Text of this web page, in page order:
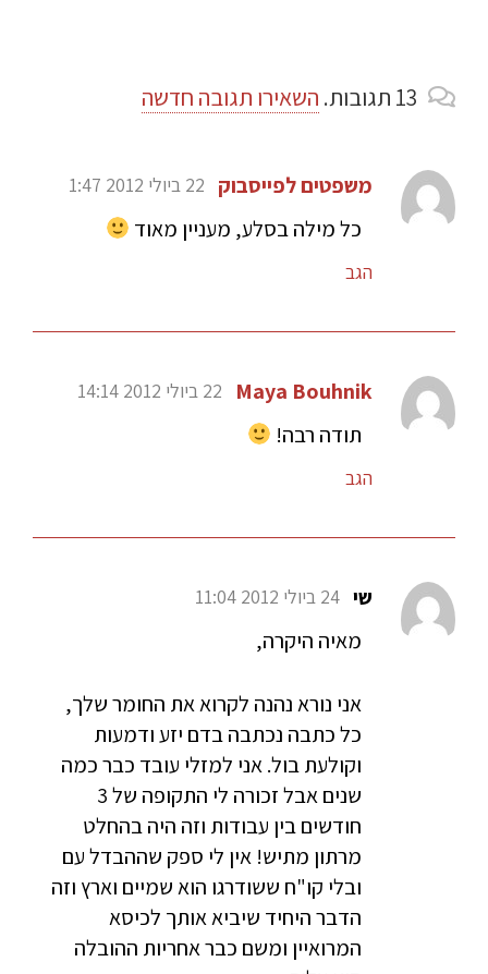
13 תגובות. השאירו תגובה חדשה
משפטים לפייסבוק 22 ביולי 2012 1:47
כל מילה בסלע, מעניין מאוד
הגב
Maya Bouhnik 22 ביולי 2012 14:14
תודה רבה!
הגב
שי 24 ביולי 2012 11:04
מאיה היקרה,
אני נורא נהנה לקרוא את החומר שלך,
כל כתבה נכתבה בדם יזע ודמעות
וקולעת בול. אני למזלי עובד כבר כמה
שנים אבל זכורה לי התקופה של 3
חודשים בין עבודות וזה היה בהחלט
מרתון מתיש! אין לי ספק שההבדל עם
ובלי קו"ח ששודרגו הוא שמיים וארץ וזה
הדבר היחיד שיביא אותך לכיסא
המרואיין ומשם כבר אחריות ההובלה